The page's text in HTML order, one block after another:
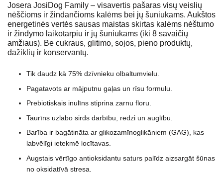
Josera JosiDog Family – visavertis pašaras visų veislių
nėščioms ir žindančioms kalėms bei jų šuniukams. Aukštos
energetinės vertės sausas maistas skirtas kalėms nėštumo
ir žindymo laikotarpiu ir jų šuniukams (iki 8 savaičių
amžiaus). Be cukraus, glitimo, sojos, pieno produktų,
dažiklių ir konservantų.
Tik daudz kā 75% dzīvnieku olbaltumvielu.
Pagatavots ar mājputnu gaļas un rīsu formulu.
Prebiotiskais inulīns stiprina zarnu floru.
Taurīns uzlabo sirds darbību, redzi un auglību.
Barība ir bagātināta ar glikozamīnoglikāniem (GAG), kas
labvēlīgi ietekmē locītavas.
Augstais vērtīgo antioksidantu saturs palīdz aizsargāt šūnas
no oksidatīvā stresa.